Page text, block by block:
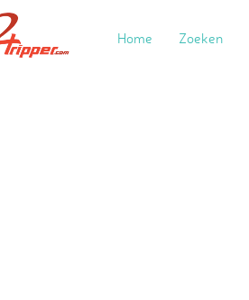
Home Zoeken